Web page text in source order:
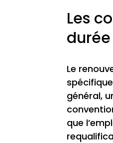
Les
Le
général,
que